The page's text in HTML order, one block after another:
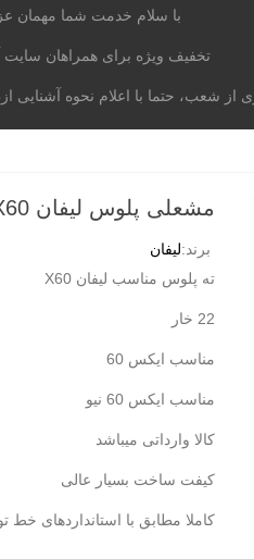
موتوری برند خودرو
مشعلی پلوس لیفان X60 (22 خار)
برند:لیفان
ته پلوس مناسب لیفان X60
22 خار
مناسب ایکس 60
مناسب ایکس 60 نیو
کالا وارداتی میباشد
کیفت ساخت بسیار عالی
کاملا مطابق با استانداردهای خط
با سلام خدمت شما مهمان
تخفیف ویژه برای همراهان سایت
شعب، حتما با اعلام نحوه آشنایی